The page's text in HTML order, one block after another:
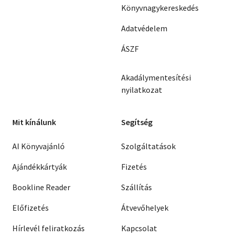
Könyvnagykereskedés
Adatvédelem
ÁSZF
Akadálymentesítési
nyilatkozat
Mit kínálunk
AI Könyvajánló
Ajándékkártyák
Bookline Reader
Előfizetés
Hírlevél feliratkozás
Segítség
Szolgáltatások
Fizetés
Szállítás
Átvevőhelyek
Kapcsolat